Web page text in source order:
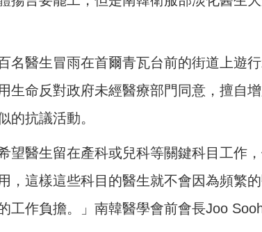
名醫生冒雨在首爾青瓦台前的街道上遊
生命反對政府未經醫療部門同意，擅自
的抗議活動。
望醫生留在產科或兒科等關鍵科目工作
，這樣這些科目的醫生就不會因為頻繁
工作負擔。」南韓醫學會前會長Joo